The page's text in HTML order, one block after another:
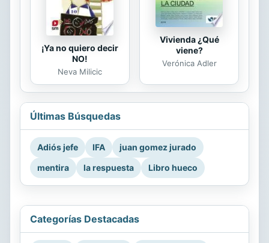
¡Ya no quiero decir
NO!
Neva Milicic
Vivienda ¿Qué
viene?
Verónica Adler
Últimas Búsquedas
Adiós jefe IFA
juan gomez jurado
mentira
la respuesta Libro hueco
Categorías Destacadas